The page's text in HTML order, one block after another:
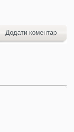
Додати коментар